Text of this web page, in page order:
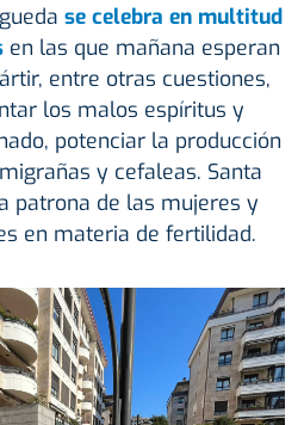
se celebra en multitud
en las que mañana esperan
entre otras cuestiones,
los malos espíritus y
potenciar la producción
y cefaleas. Santa
patrona de las mujeres y
en materia de fertilidad.